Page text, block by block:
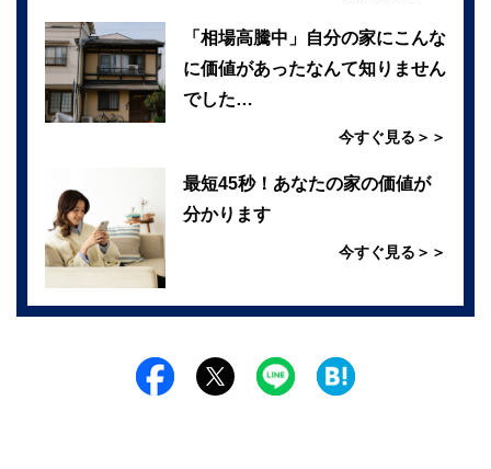
「相場高騰中」自分の家にこんな
に価値があったなんて知りません
でした…
今すぐ見る＞＞
最短45秒！あなたの家の価値が
分かります
今すぐ見る＞＞